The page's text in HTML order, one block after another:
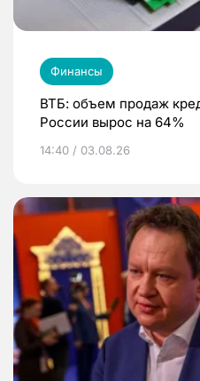
Финансы
ВТБ: объем продаж
России вырос на 64%
14:40 / 03.08.26